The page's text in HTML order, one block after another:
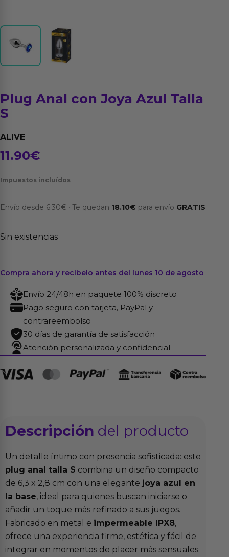
Plug Anal con Joya Azul Talla
S
ALIVE
11.90€
Impuestos incluídos
Envío desde 6.30€ · Te quedan 18.10€ para envío GRATIS
Sin existencias
Compra ahora y recíbelo antes del lunes 10 de agosto
Envío 24/48h en paquete 100% discreto
Pago seguro con tarjeta, PayPal y
contrareembolso
30 días de garantía de satisfacción
Atención personalizada y confidencial
Descripción del producto
Un detalle íntimo con presencia sofisticada: este
plug anal talla S combina un diseño compacto
de 6,3 x 2,8 cm con una elegante joya azul en
la base, ideal para quienes buscan iniciarse o
añadir un toque más refinado a sus juegos.
Fabricado en metal e impermeable IPX8,
ofrece una experiencia firme, estética y fácil de
integrar en momentos de placer más sensuales.